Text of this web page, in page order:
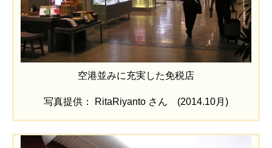
空港並みに充実した免税店
写真提供： RitaRiyanto さん (2014.10月)